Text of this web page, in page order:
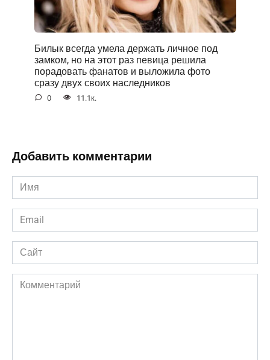
Билык всегда умела держать личное под
замком, но на этот раз певица решила
порадовать фанатов и выложила фото
сразу двух своих наследников
0 11.1к.
Добавить комментарии
Имя
*
Email
*
Сайт
Комментарий